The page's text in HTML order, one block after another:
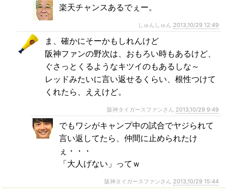
楽天チャンスあるでぇー。
しゅんしゅん 2013,10/29 12:49
ま、確かにそーかもしれんけど
阪神ファンの野次は、おもろい時もあるけど、
ぐさっとくるようなキツイのもあるしな～
レッドみたいに言い返せるくらい、根性つけて
くれたら、ええけど。
阪神タイガースファンさん 2013,10/29 9:49
でもワシがキャンプ中の試合でヤジられて
言い返してたら、仲間に止められたけ
ぇ・・・
「大人げない」ってｗ
阪神タイガースファンさん 2013,10/29 15:44